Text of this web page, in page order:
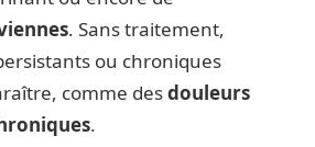
. Sans traitement,
ou chroniques
comme desdouleurs
.